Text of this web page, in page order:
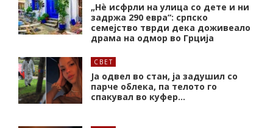
„Нѐ исфрли на улица со дете и ни
задржа 290 евра“: српско
семејство тврди дека доживеало
драма на одмор во Грција
СВЕТ
Ја одвел во стан, ја задушил со
парче облека, па телото го
спакувал во куфер…